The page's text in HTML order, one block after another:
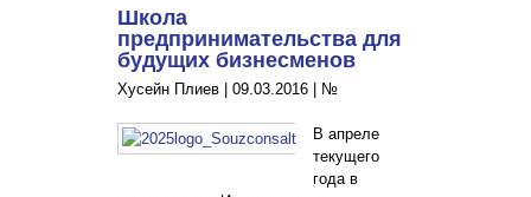
Школа
предпринимательства для
будущих бизнесменов
Хусейн Плиев | 09.03.2016 №
В апреле
текущего
года в